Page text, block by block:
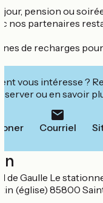
pension ou
nos partenaires
de recharges
vous intéresse ?
ou en savoir
Courriel
de Gaulle Le
(église) 85800